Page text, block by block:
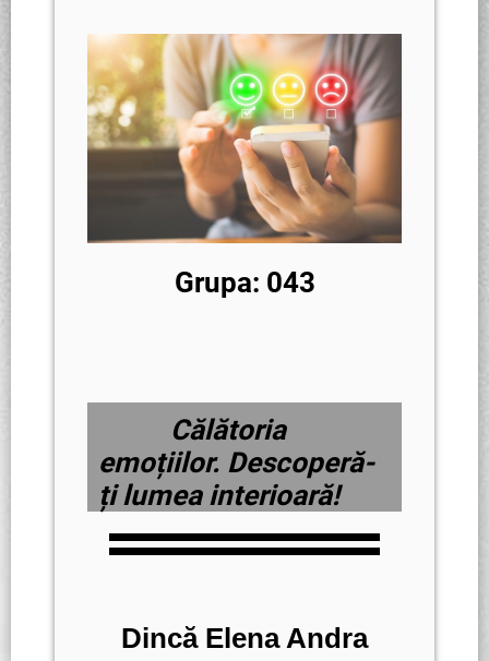
Grupa: 043
Călătoria
emoțiilor. Descoperă-
ți lumea interioară!
Dincă Elena Andra